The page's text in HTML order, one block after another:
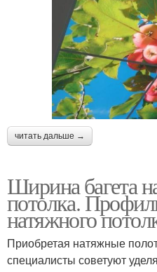
читать дальше →
Ширина багета
потолка.
натяжного
Приобретая натяжные
специалисты советуют